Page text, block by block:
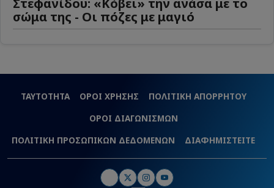
Στεφανίδου: «Κόβει» την ανάσα με το
σώμα της - Οι πόζες με μαγιό
ΤΑΥΤΟΤΗΤΑ ΟΡΟΙ ΧΡΗΣΗΣ
ΠΟΛΙΤΙΚΗ ΑΠΟΡΡΗΤΟΥ
ΟΡΟΙ ΔΙΑΓΩΝΙΣΜΩΝ
ΠΟΛΙΤΙΚΗ ΠΡΟΣΩΠΙΚΩΝ ΔΕΔΟΜΕΝΩΝ
ΔΙΑΦΗΜΙΣΤΕΙΤΕ